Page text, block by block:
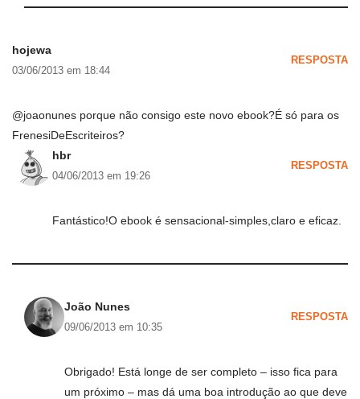
hojewa
03/06/2013 em 18:44
RESPOSTA
@joaonunes porque não consigo este novo ebook?É só para os
FrenesiDeEscriteiros?
hbr
04/06/2013 em 19:26
RESPOSTA
Fantástico!O ebook é sensacional-simples,claro e eficaz.
João Nunes
09/06/2013 em 10:35
RESPOSTA
Obrigado! Está longe de ser completo – isso fica para
um próximo – mas dá uma boa introdução ao que deve